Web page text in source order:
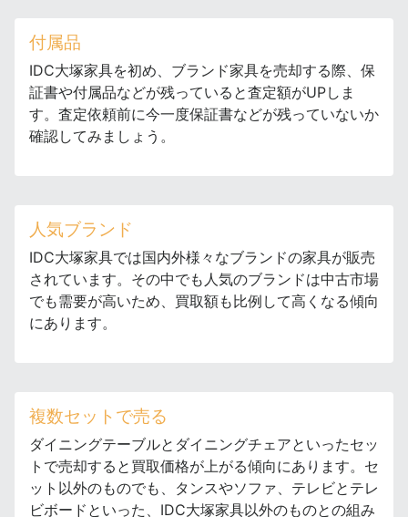
付属品
IDC大塚家具を初め、ブランド家具を売却する際、保
証書や付属品などが残っていると査定額がUPしま
す。査定依頼前に今一度保証書などが残っていないか
確認してみましょう。
人気ブランド
IDC大塚家具では国内外様々なブランドの家具が販売
されています。その中でも人気のブランドは中古市場
でも需要が高いため、買取額も比例して高くなる傾向
にあります。
複数セットで売る
ダイニングテーブルとダイニングチェアといったセッ
トで売却すると買取価格が上がる傾向にあります。セ
ット以外のものでも、タンスやソファ、テレビとテレ
ビボードといった、IDC大塚家具以外のものとの組み